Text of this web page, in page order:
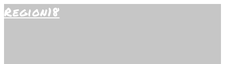
Zum
Region18